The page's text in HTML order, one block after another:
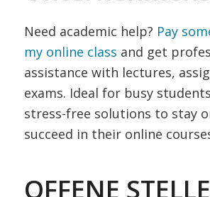
Need academic help? Pay
my online class and get
assistance with lectures,
exams. Ideal for busy
stress-free solutions to stay
succeed in their online
OFFENE